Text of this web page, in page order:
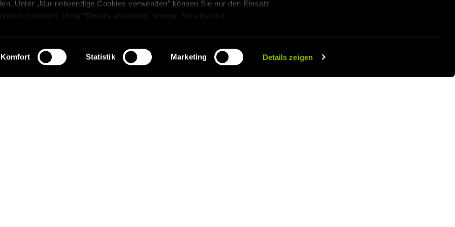
Unter „Nur notwendige Cookies verwenden" können Sie nur den Einsatz
zulassen. Unter “Details anpassen” können Sie einzelne
.
Komfort Statistik Marketing Details zeigen